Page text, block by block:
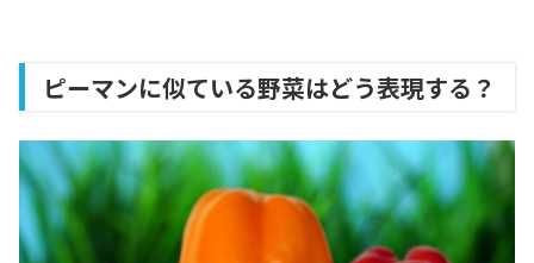
ピーマンに似ている野菜はどう表現する？